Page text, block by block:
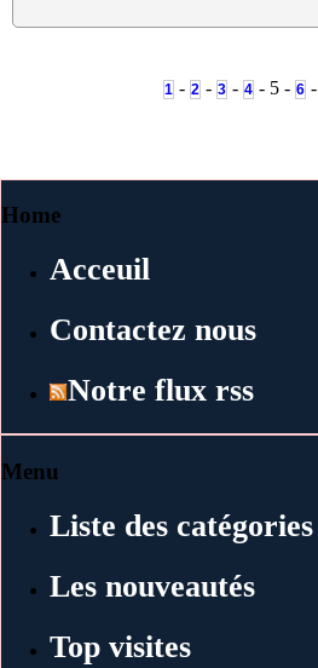
1 - 2 - 3 - 4 - 5 - 6 -
Home
Acceuil
Contactez nous
Notre flux rss
Menu
Liste des catégories
Les nouveautés
Top visites